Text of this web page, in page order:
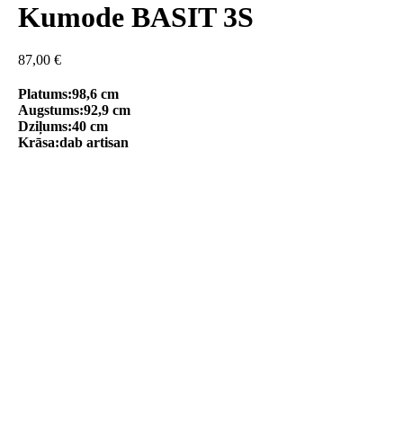
Kumode BASIT 3S
87,00 €
Platums:98,6 cm
Augstums:92,9 cm
Dziļums:40 cm
Krāsa:dab artisan